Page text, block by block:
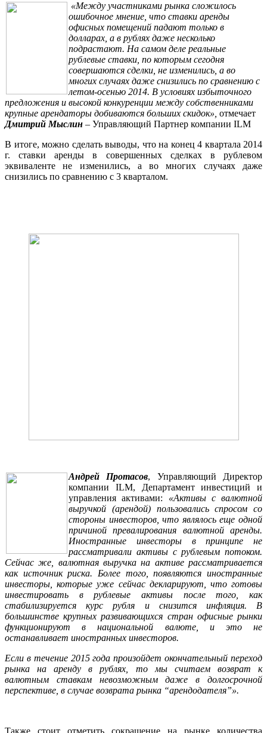
«Между участниками рынка сложилось
ошибочное мнение, что ставки аренды
офисных помещений падают только в
долларах, а в рублях даже несколько
подрастают. На самом деле реальные
рублевые ставки, по которым сегодня
совершаются сделки, не изменились, а во
многих случаях даже снизились по сравнению с
летом-осенью 2014. В условиях избыточного
предложения и высокой конкуренции между собственниками
крупные арендаторы добиваются больших скидок», отмечает
Дмитрий Мыслин – Управляющий Партнер компании ILM
В итоге, можно сделать выводы, что на конец 4 квартала 2014
г. ставки аренды в совершенных сделках в рублевом
эквиваленте не изменились, а во многих случаях даже
снизились по сравнению с 3 кварталом.
Андрей Протасов, Управляющий Директор
компании ILM, Департамент инвестиций и
управления активами: «Активы с валютной
выручкой (арендой) пользовались спросом со
стороны инвесторов, что являлось еще одной
причиной превалирования валютной аренды.
Иностранные инвесторы в принципе не
рассматривали активы с рублевым потоком.
Сейчас же, валютная выручка на активе рассматривается
как источник риска. Более того, появляются иностранные
инвесторы, которые уже сейчас декларируют, что готовы
инвестировать в рублевые активы после того, как
стабилизируется курс рубля и снизится инфляция. В
большинстве крупных развивающихся стран офисные рынки
функционируют в национальной валюте, и это не
останавливает иностранных инвесторов.
Если в течение 2015 года произойдет окончательный переход
рынка на аренду в рублях, то мы считаем возврат к
валютным ставкам невозможным даже в долгосрочной
перспективе, в случае возврата рынка “арендодателя”».
Также стоит отметить сокращение на рынке количества